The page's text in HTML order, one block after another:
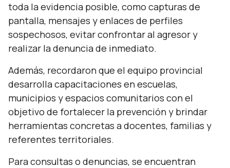
toda la evidencia posible, como capturas de
pantalla, mensajes y enlaces de perfiles
sospechosos, evitar confrontar al agresor y
realizar la denuncia de inmediato.
Además, recordaron que el equipo provincial
desarrolla capacitaciones en escuelas,
municipios y espacios comunitarios con el
objetivo de fortalecer la prevención y brindar
herramientas concretas a docentes, familias y
referentes territoriales.
Para consultas o denuncias, se encuentran